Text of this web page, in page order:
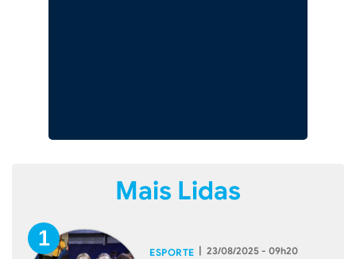
Mais Lidas
ESPORTE | 23/08/2025 - 09h20